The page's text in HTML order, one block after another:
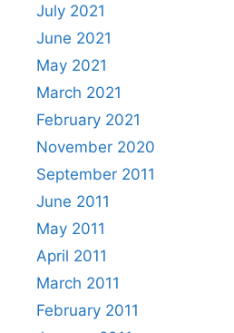
July 2021
June 2021
May 2021
March 2021
February 2021
November 2020
September 2011
June 2011
May 2011
April 2011
March 2011
February 2011